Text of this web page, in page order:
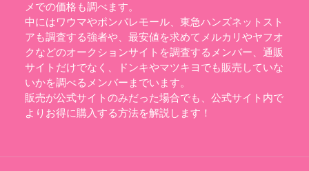
メでの価格も調べます。
中にはワウマやポンパレモール、東急ハンズネットスト
アも調査する強者や、最安値を求めてメルカリやヤフオ
クなどのオークションサイトを調査するメンバー、通販
サイトだけでなく、ドンキやマツキヨでも販売していな
いかを調べるメンバーまでいます。
販売が公式サイトのみだった場合でも、公式サイト内で
よりお得に購入する方法を解説します！